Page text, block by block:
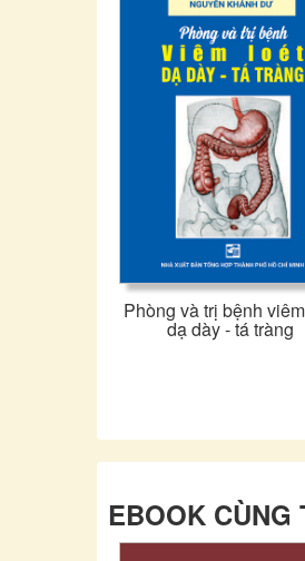
Phòng và trị bệnh
dạ dày - tá tràng
EBOOK CÙNG